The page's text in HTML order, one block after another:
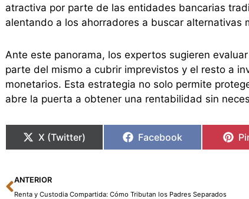
atractiva por parte de las entidades bancarias
alentando a los ahorradores a buscar alternativas
Ante este panorama, los expertos sugieren
parte del mismo a cubrir imprevistos y el resto a
monetarios. Esta estrategia no solo permite
abre la puerta a obtener una rentabilidad sin
X (Twitter) Facebook
Ant
ANTERIOR
Renta y Custodia Compartida: Cómo Tributan los Padres Separados